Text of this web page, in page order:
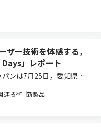
ザー技術を体感する，
」レポート
ンは7月25日，愛知県安
学会「Fiber Laser
センターは同社のレーザ
連技術 新製品